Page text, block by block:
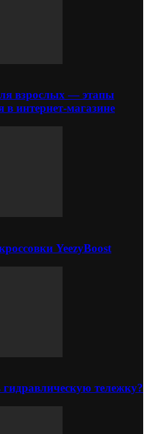
взрослых — этапы
в интернет-магазине
YeezyBoost
тележку?